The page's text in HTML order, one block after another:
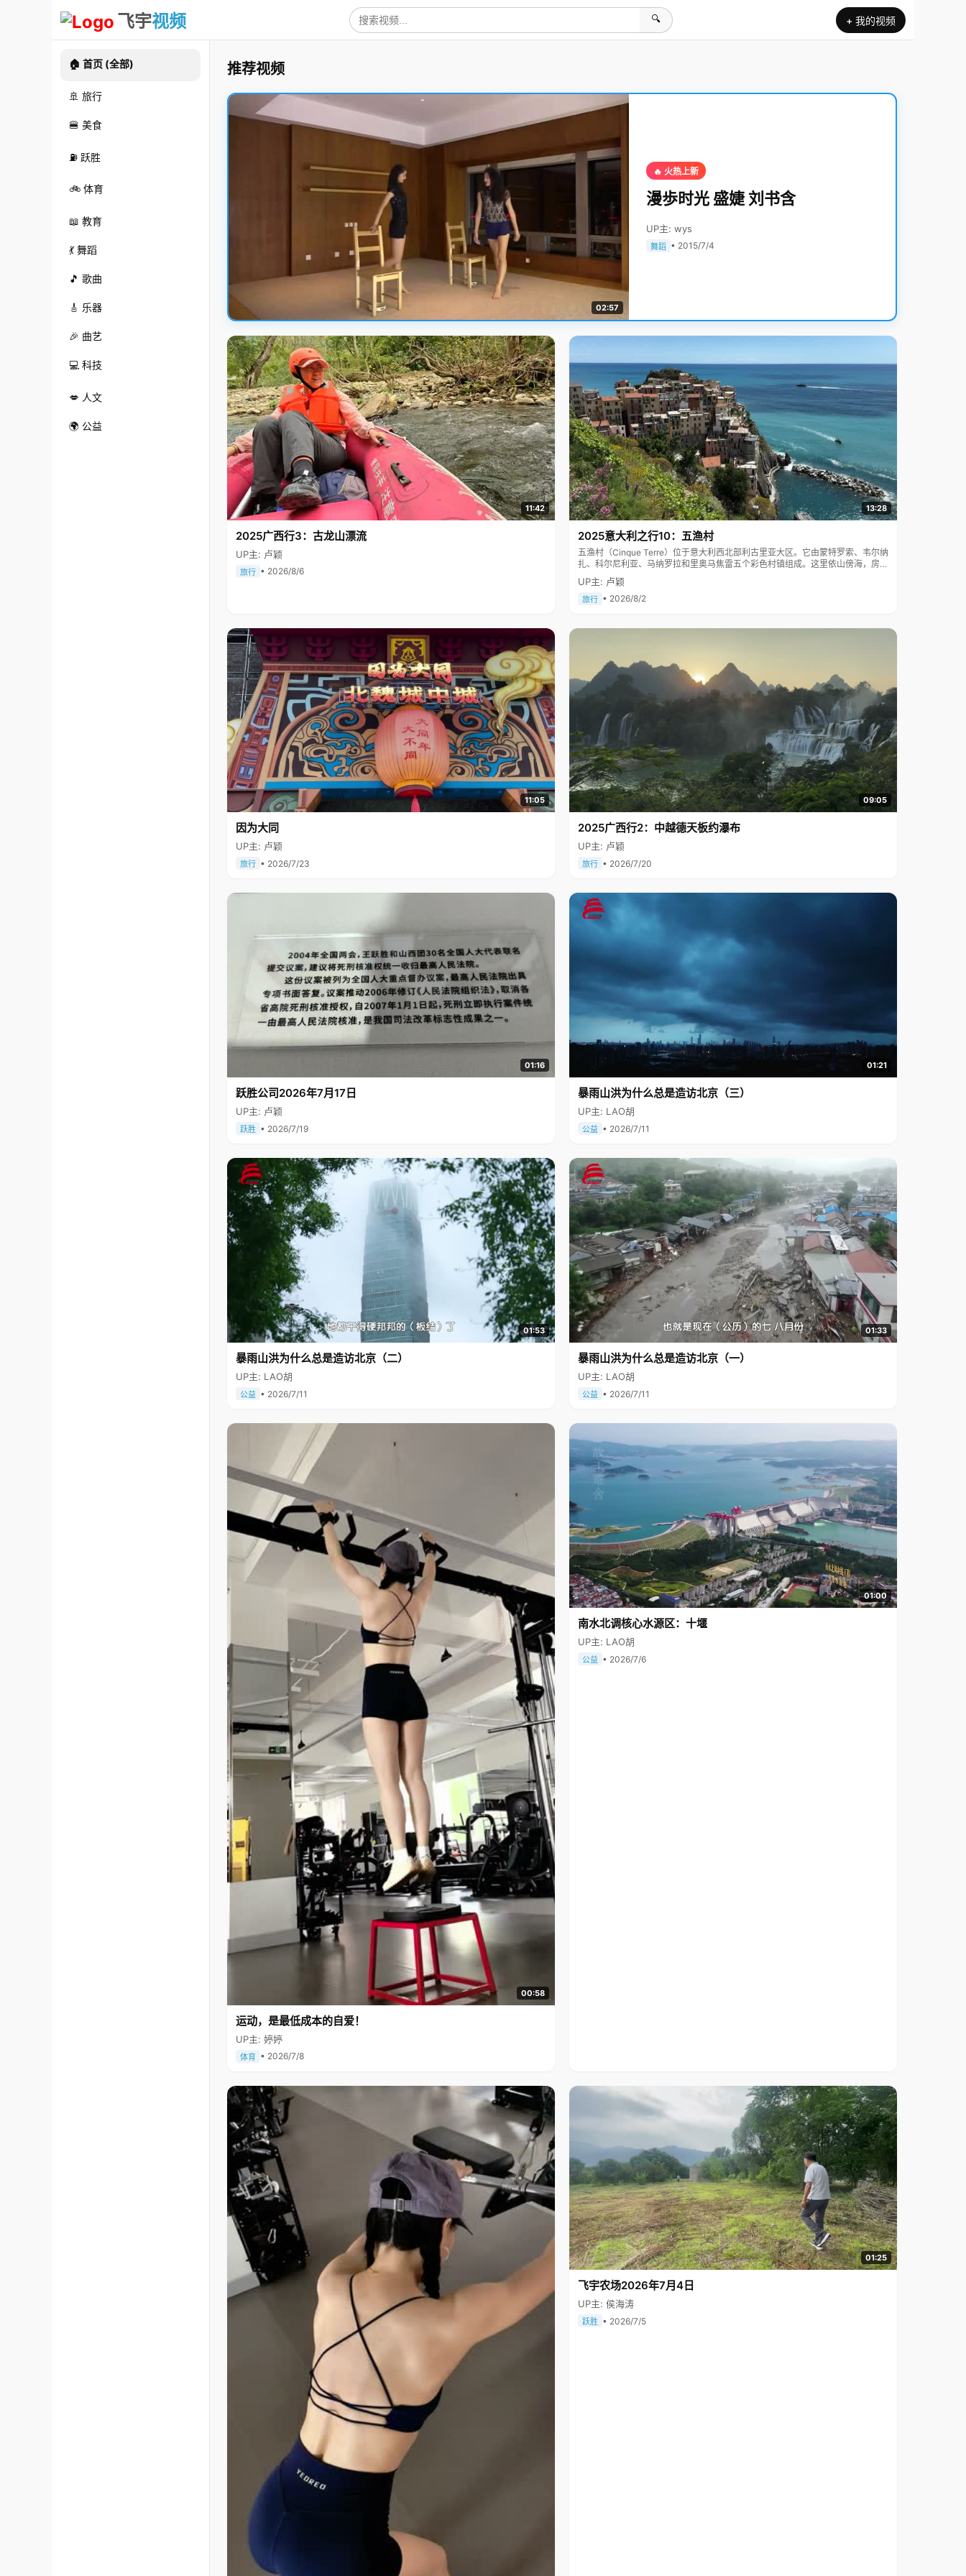
飞宇视频 🔍 + 我的视频
🏠 首页 (全部)
🚢 旅行
🍔 美食
⛽ 跃胜
🚲 体育
📖 教育
💃 舞蹈
🎵 歌曲
🎸 乐器
🎉 曲艺
💻 科技
💋 人文
🌍 公益
推荐视频
02:57
🔥 火热上新
漫歩时光 盛婕 刘书含
UP主: wys
舞蹈 • 2015/7/4
11:42
2025广西行3：古龙山漂流
UP主: 卢颖
旅行 • 2026/8/6
13:28
2025意大利之行10：五渔村
五渔村（Cinque Terre）位于意大利西北部利古里亚大区。它由蒙特罗索、韦尔纳
扎、科尔尼利亚、马纳罗拉和里奥马焦雷五个彩色村镇组成。这里依山傍海，房屋
色彩斑斓，1997年被列为世界文化遗产。
UP主: 卢颖
旅行 • 2026/8/2
11:05
因为大同
UP主: 卢颖
旅行 • 2026/7/23
09:05
2025广西行2：中越德天板约瀑布
UP主: 卢颖
旅行 • 2026/7/20
01:16
跃胜公司2026年7月17日
UP主: 卢颖
跃胜 • 2026/7/19
01:21
暴雨山洪为什么总是造访北京（三）
UP主: LAO胡
公益 • 2026/7/11
01:53
暴雨山洪为什么总是造访北京（二）
UP主: LAO胡
公益 • 2026/7/11
01:33
暴雨山洪为什么总是造访北京（一）
UP主: LAO胡
公益 • 2026/7/11
00:58
运动，是最低成本的自爱！
UP主: 婷婷
体育 • 2026/7/8
01:00
南水北调核心水源区：十堰
UP主: LAO胡
公益 • 2026/7/6
01:25
飞宇农场2026年7月4日
UP主: 侯海涛
跃胜 • 2026/7/5